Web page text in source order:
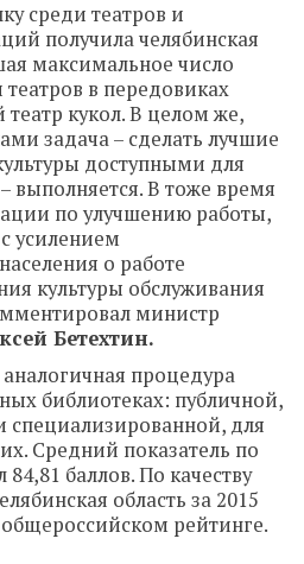
среди театров и
получила челябинская
максимальное число
в передовиках
театр кукол. В целом же,
задача – сделать лучшие
доступными для
выполняется. В тоже время
по улучшению работы,
усилением
о работе
культуры обслуживания
министр
Бетехтин.
процедура
библиотеках: публичной,
специализированной, для
Средний показатель по
баллов. По качеству
область за 2015
рейтинге.